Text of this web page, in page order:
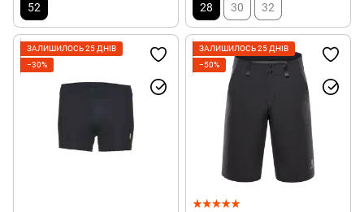
52 28 30 32
ЗАЛИШИЛОСЬ 25 ДНІВ
−30%
ЗАЛИШИЛОСЬ 25 ДНІВ
−50%